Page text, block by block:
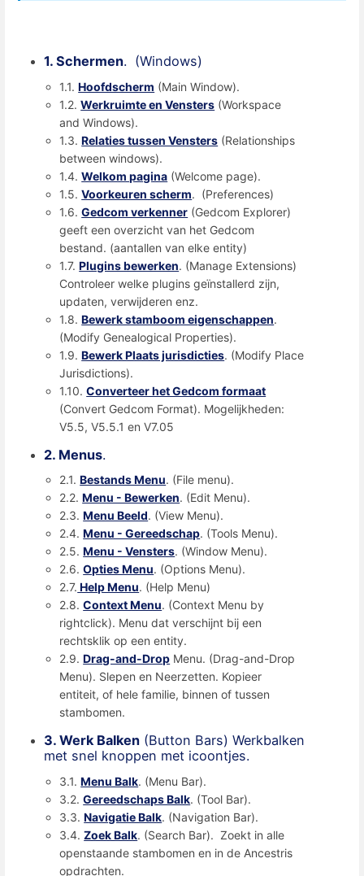
1. Schermen. (Windows)
1.1.Hoofdscherm (Main Window).
1.2.Werkruimte en Vensters (Workspace
and Windows).
1.3.Relaties tussen Vensters (Relationships
between windows).
1.4.Welkom pagina (Welcome page).
1.5.Voorkeuren scherm. (Preferences)
1.6.Gedcom verkenner (Gedcom Explorer)
geeft een overzicht van het Gedcom
bestand. (aantallen van elke entity)
1.7.Plugins bewerken. (Manage Extensions)
Controleer welke plugins geïnstallerd zijn,
updaten, verwijderen enz.
1.8.Bewerk stamboom eigenschappen.
(Modify Genealogical Properties).
1.9.Bewerk Plaats jurisdicties. (Modify Place
Jurisdictions).
1.10.Converteer het Gedcom formaat
(Convert Gedcom Format). Mogelijkheden:
V5.5, V5.5.1 en V7.05
2. Menus.
2.1.Bestands Menu. (File menu).
2.2.Menu - Bewerken. (Edit Menu).
2.3.Menu Beeld. (View Menu).
2.4.Menu - Gereedschap. (Tools Menu).
2.5.Menu - Vensters. (Window Menu).
2.6.Opties Menu. (Options Menu).
2.7. Help Menu. (Help Menu)
2.8.Context Menu. (Context Menu by
rightclick). Menu dat verschijnt bij een
rechtsklik op een entity.
2.9.Drag-and-Drop Menu. (Drag-and-Drop
Menu). Slepen en Neerzetten. Kopieer
entiteit, of hele familie, binnen of tussen
stambomen.
3. Werk Balken (Button Bars) Werkbalken
met snel knoppen met icoontjes.
3.1.Menu Balk. (Menu Bar).
3.2.Gereedschaps Balk. (Tool Bar).
3.3.Navigatie Balk. (Navigation Bar).
3.4.Zoek Balk. (Search Bar). Zoekt in alle
openstaande stambomen en in de Ancestris
opdrachten.